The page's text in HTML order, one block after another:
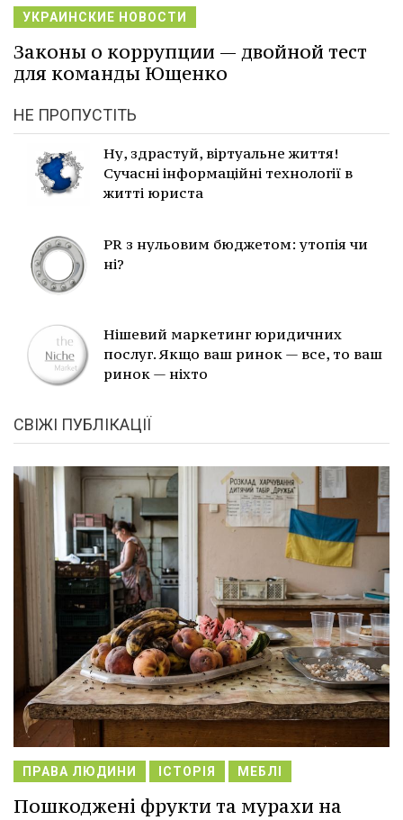
УКРАИНСКИЕ НОВОСТИ
Законы о коррупции — двойной тест
для команды Ющенко
НЕ ПРОПУСТІТЬ
Ну, здрастуй, віртуальне життя!
Сучасні інформаційні технології в
житті юриста
PR з нульовим бюджетом: утопія чи
ні?
Нішевий маркетинг юридичних
послуг. Якщо ваш ринок — все, то ваш
ринок — ніхто
СВІЖІ ПУБЛІКАЦІЇ
ПРАВА ЛЮДИНИ ІСТОРІЯ МЕБЛІ
Пошкоджені фрукти та мурахи на